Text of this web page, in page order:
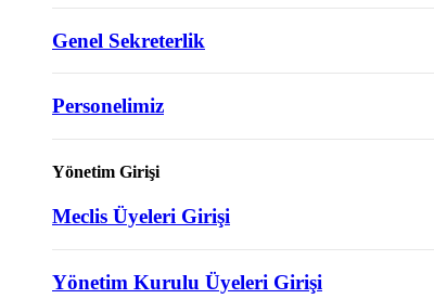
Genel Sekreterlik
Personelimiz
Yönetim Girişi
Meclis Üyeleri Girişi
Yönetim Kurulu Üyeleri Girişi